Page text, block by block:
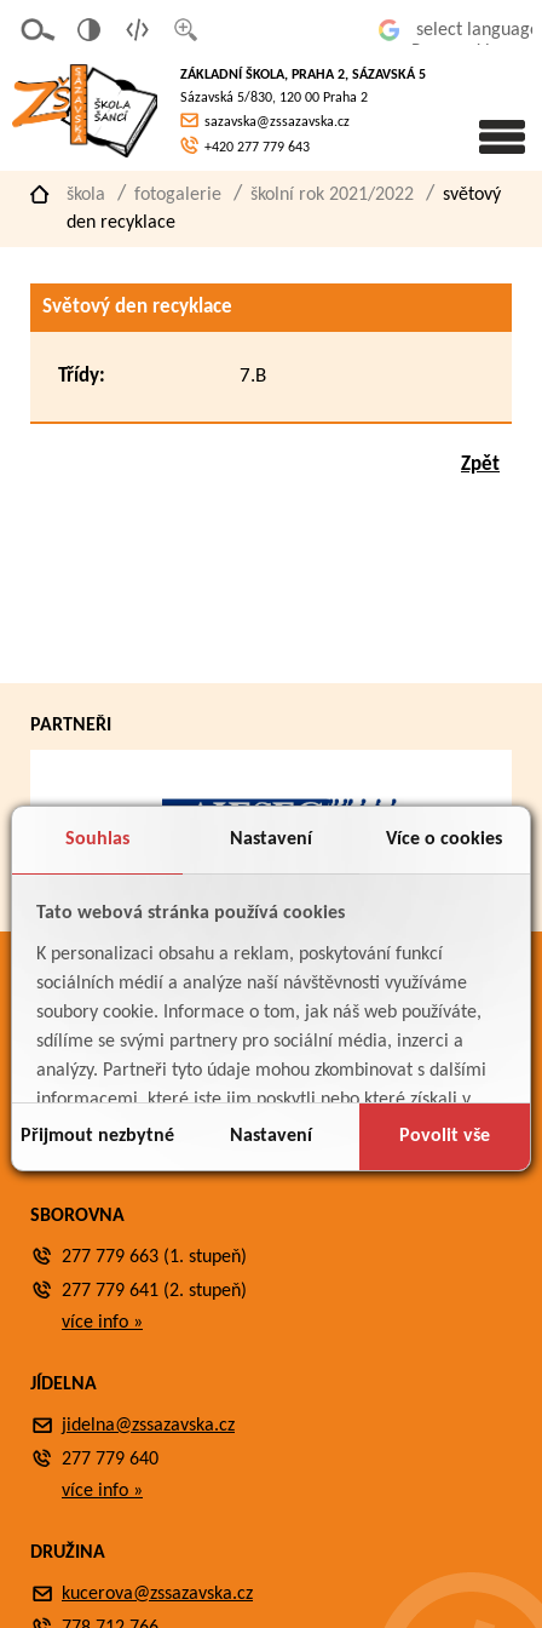
Souhlas Nastavení Více o cookies
Tato webová stránka používá cookies
K personalizaci obsahu a reklam, poskytování funkcí
sociálních médií a analýze naší návštěvnosti využíváme
soubory cookie. Informace o tom, jak náš web používáte,
sdílíme se svými partnery pro sociální média, inzerci a
analýzy. Partneři tyto údaje mohou zkombinovat s dalšími
informacemi, které jste jim poskytli nebo které získali v
důsledku toho, že používáte jejich služby.
Přijmout nezbytné Nastavení Povolit vše
písmo
á
verze
pro
slaboz
raké
ZÁKLADNÍ ŠKOLA, PRAHA 2, SÁZAVSKÁ 5
Sázavská 5/830, 120 00 Praha 2
sazavska@zssazavska.cz
+420 277 779 643
škola fotogalerie školní rok 2021/2022
světový
den recyklace
Světový den recyklace
Třídy: 7.B
Zpět
PARTNEŘI
ODKAZY
Bakaláři
Jídelníček
Meteostanice
SBOROVNA
277 779 663 (1. stupeň)
277 779 641 (2. stupeň)
více info »
JÍDELNA
jidelna@zssazavska.cz
277 779 640
více info »
DRUŽINA
kucerova@zssazavska.cz